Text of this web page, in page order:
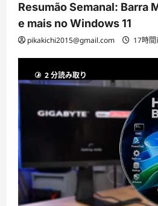
Resumão Semanal: Barra
e mais no Windows 11
pikakichi2015@gmail.com 17時間
2 分読み取り